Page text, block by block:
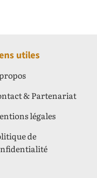
utiles
& Partenariat
légales
de